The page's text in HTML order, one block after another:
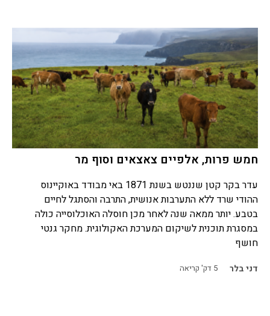
חמש פרות, אלפיים צאצאים וסוף מר
עדר בקר קטן שננטש בשנת 1871 באי מבודד באוקיינוס
ההודי שרד ללא התערבות אנושית, התרבה והסתגל לחיים
בטבע. יותר ממאה שנה לאחר מכן חוסלה האוכלוסייה כולה
במסגרת תוכנית לשיקום המערכת האקולוגית. מחקר גנטי
חושף
דני בלר 5 דק' קריאה